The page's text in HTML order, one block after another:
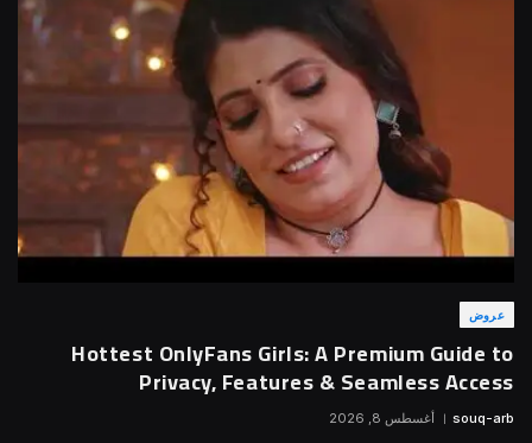
عروض
Hottest OnlyFans Girls: A Premium Guide to
Privacy, Features & Seamless Access
souq-arb أغسطس 8, 2026